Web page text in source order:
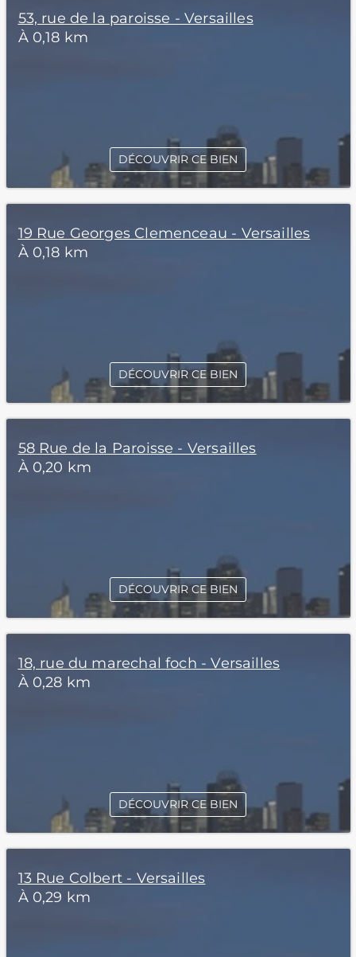
53, rue de la paroisse - Versailles
À 0,18 km
DÉCOUVRIR CE BIEN
19 Rue Georges Clemenceau - Versailles
À 0,18 km
DÉCOUVRIR CE BIEN
58 Rue de la Paroisse - Versailles
À 0,20 km
DÉCOUVRIR CE BIEN
18, rue du marechal foch - Versailles
À 0,28 km
DÉCOUVRIR CE BIEN
13 Rue Colbert - Versailles
À 0,29 km